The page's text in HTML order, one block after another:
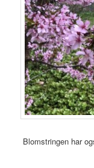
Blomstringen har